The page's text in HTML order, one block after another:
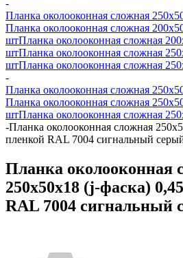
-
Планка околооконная сложная
Планка околооконная сложная
штПланка околооконная сложная
штПланка околооконная сложная
штПланка околооконная сложная
-
Планка околооконная сложная
Планка околооконная сложная
штПланка околооконная сложная
-Планка околооконная сложная
пленкой RAL 7004 сигнальный
Планка околооконная
250х50х18 (j-фаска)
RAL 7004 сигнальный